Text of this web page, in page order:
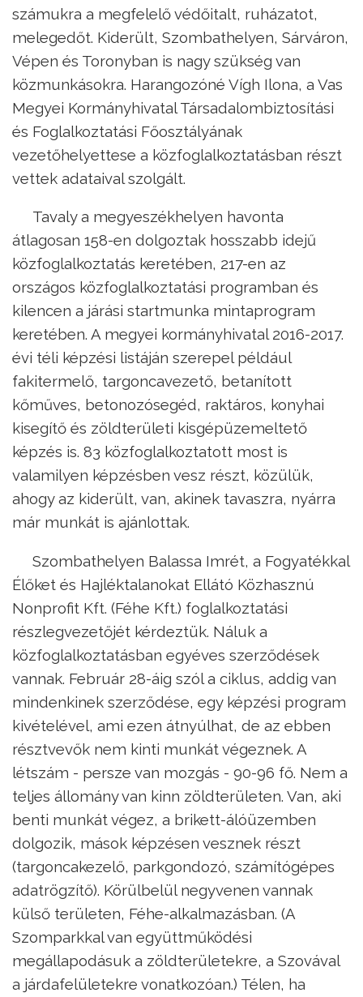
számukra a megfelelő védőitalt, ruházatot,
melegedőt. Kiderült, Szombathelyen, Sárváron,
Vépen és Toronyban is nagy szükség van
közmunkásokra. Harangozóné Vígh Ilona, a Vas
Megyei Kormányhivatal Társadalombiztosítási
és Foglalkoztatási Főosztályának
vezetőhelyettese a közfoglalkoztatásban részt
vettek adataival szolgált.
Tavaly a megyeszékhelyen havonta
átlagosan 158-en dolgoztak hosszabb idejű
közfoglalkoztatás keretében, 217-en az
országos közfoglalkoztatási programban és
kilencen a járási startmunka mintaprogram
keretében. A megyei kormányhivatal 2016-2017.
évi téli képzési listáján szerepel például
fakitermelő, targoncavezető, betanított
kőműves, betonozósegéd, raktáros, konyhai
kisegítő és zöldterületi kisgépüzemeltető
képzés is. 83 közfoglalkoztatott most is
valamilyen képzésben vesz részt, közülük,
ahogy az kiderült, van, akinek tavaszra, nyárra
már munkát is ajánlottak.
Szombathelyen Balassa Imrét, a Fogyatékkal
Élőket és Hajléktalanokat Ellátó Közhasznú
Nonprofit Kft. (Féhe Kft.) foglalkoztatási
részlegvezetőjét kérdeztük. Náluk a
közfoglalkoztatásban egyéves szerződések
vannak. Február 28-áig szól a ciklus, addig van
mindenkinek szerződése, egy képzési program
kivételével, ami ezen átnyúlhat, de az ebben
résztvevők nem kinti munkát végeznek. A
létszám - persze van mozgás - 90-96 fő. Nem a
teljes állomány van kinn zöldterületen. Van, aki
benti munkát végez, a brikett-álóüzemben
dolgozik, mások képzésen vesznek részt
(targoncakezelő, parkgondozó, számítógépes
adatrögzítő). Körülbelül negyvenen vannak
külső területen, Féhe-alkalmazásban. (A
Szomparkkal van együttműködési
megállapodásuk a zöldterületekre, a Szovával
a járdafelületekre vonatkozóan.) Télen, ha